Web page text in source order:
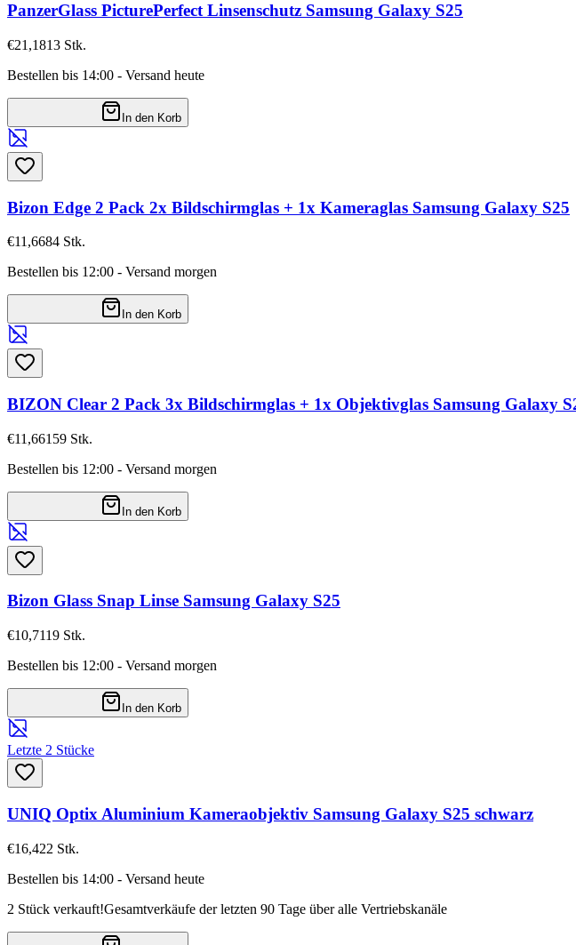
PanzerGlass PicturePerfect Linsenschutz Samsung Galaxy S25
€21,1813 Stk.
Bestellen bis 14:00 - Versand heute
In den Korb
Bizon Edge 2 Pack 2x Bildschirmglas + 1x Kameraglas Samsung Galaxy S25
€11,6684 Stk.
Bestellen bis 12:00 - Versand morgen
In den Korb
BIZON Clear 2 Pack 3x Bildschirmglas + 1x Objektivglas Samsung Galaxy
€11,66159 Stk.
Bestellen bis 12:00 - Versand morgen
In den Korb
Bizon Glass Snap Linse Samsung Galaxy S25
€10,7119 Stk.
Bestellen bis 12:00 - Versand morgen
In den Korb
Letzte 2 Stücke
UNIQ Optix Aluminium Kameraobjektiv Samsung Galaxy S25 schwarz
€16,422 Stk.
Bestellen bis 14:00 - Versand heute
2 Stück verkauft!Gesamtverkäufe der letzten 90 Tage über alle Vertriebskanäle